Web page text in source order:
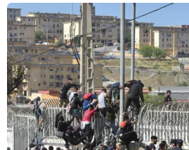
ca, số ca điều trị khỏi là 1.046
Theo báo cáo của Tiểu ban
Quốc gia phòng chống dịch
tính với SARS-CoV-2 lần 1 là
lần 3 là 5 ca./.